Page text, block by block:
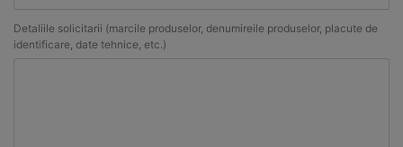
Detaliile solicitarii (marcile produselor, denumireile produselor, placute de
identificare, date tehnice, etc.)